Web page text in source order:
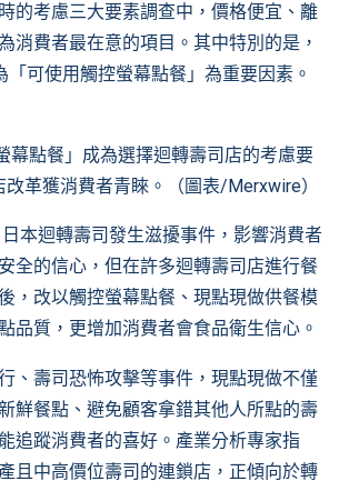
的考慮三大要素調查中，價格便宜、離
消費者最在意的項目。其中特別的是，
「可使用觸控螢幕點餐」為重要因素。
幕點餐」成為選擇迴轉壽司店的考慮要
革獲消費者青睞。（圖表/Merxwire）
本迴轉壽司發生滋擾事件，影響消費者
全的信心，但在許多迴轉壽司店進行餐
，改以觸控螢幕點餐、現點現做供餐模
品質，更增加消費者會食品衛生信心。
、壽司恐怖攻擊等事件，現點現做不僅
鮮餐點、避免顧客拿錯其他人所點的壽
追蹤消費者的喜好。產業分析專家指
且中高價位壽司的連鎖店，正傾向於轉